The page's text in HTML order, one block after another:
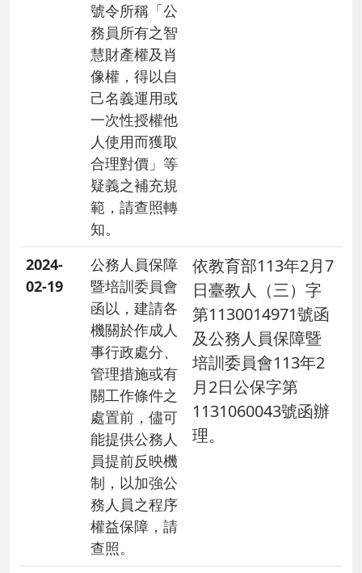
號令所稱「公
務員所有之智
慧財產權及肖
像權，得以自
己名義運用或
一次性授權他
人使用而獲取
合理對價」等
疑義之補充規
範，請查照轉
知。
2024-
02-19
公務人員保障
暨培訓委員會
函以，建請各
機關於作成人
事行政處分、
管理措施或有
關工作條件之
處置前，儘可
能提供公務人
員提前反映機
制，以加強公
務人員之程序
權益保障，請
查照。
​依教育部113年2月7
日臺教人（三）字
第1130014971號函
及公務人員保障暨
培訓委員會113年2
月2日公保字第
1131060043號函辦
理。